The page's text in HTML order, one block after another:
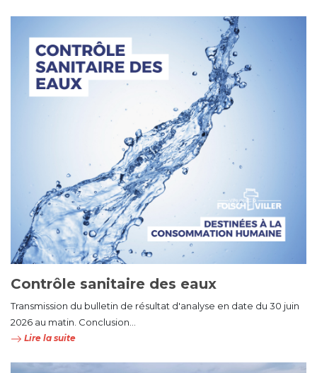
Contrôle sanitaire des eaux
Transmission du bulletin de résultat d'analyse en date du 30 juin
2026 au matin. Conclusion...
Lire la suite